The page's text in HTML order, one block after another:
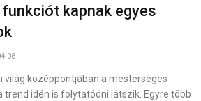
kapnak egyes
08
világ középpontjában a mesterséges
trend idén is folytatódni látszik. Egyre több